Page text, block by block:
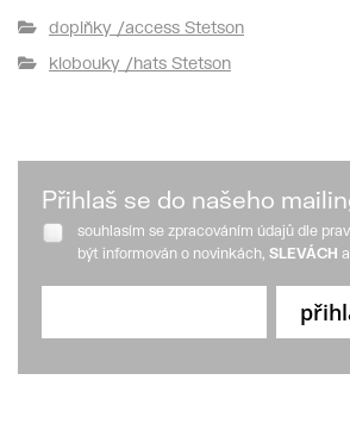
doplňky /access Stetson
klobouky /hats Stetson
Přihlaš se do našeho
souhlasím se zpracováním údajů dle
být informován o novinkách, SLEVÁCH